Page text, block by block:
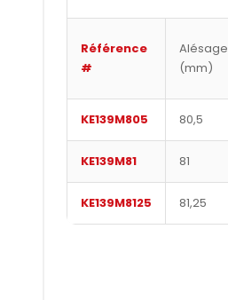
Référence
#
Alésage
(mm)
KE139M805 80,5
KE139M81 81
KE139M8125 81,25